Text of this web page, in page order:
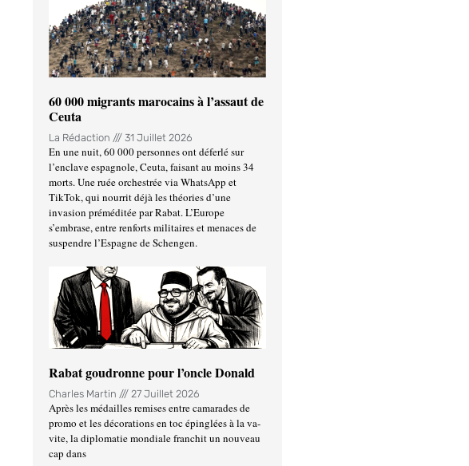
60 000 migrants marocains à l’assaut de
Ceuta
La Rédaction 31 Juillet 2026
En une nuit, 60 000 personnes ont déferlé sur
l’enclave espagnole, Ceuta, faisant au moins 34
morts. Une ruée orchestrée via WhatsApp et
TikTok, qui nourrit déjà les théories d’une
invasion préméditée par Rabat. L’Europe
s’embrase, entre renforts militaires et menaces de
suspendre l’Espagne de Schengen.
Rabat goudronne pour l’oncle Donald
Charles Martin 27 Juillet 2026
Après les médailles remises entre camarades de
promo et les décorations en toc épinglées à la va-
vite, la diplomatie mondiale franchit un nouveau
cap dans